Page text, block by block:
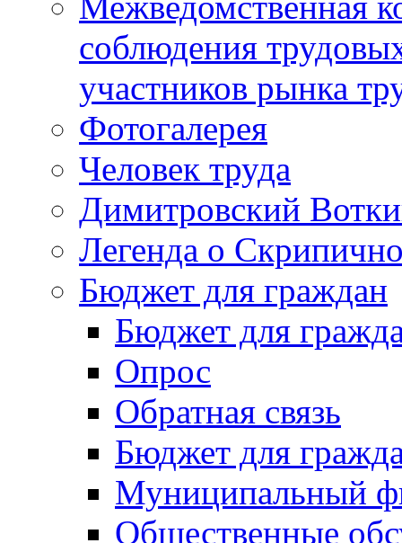
соблюдения
участников рынка
Фотогалерея
Человек труда
Димитровский
Легенда о
Бюджет для граждан
Бюджет для
Опрос
Обратная связь
Бюджет для
Муниципальный
Общественные